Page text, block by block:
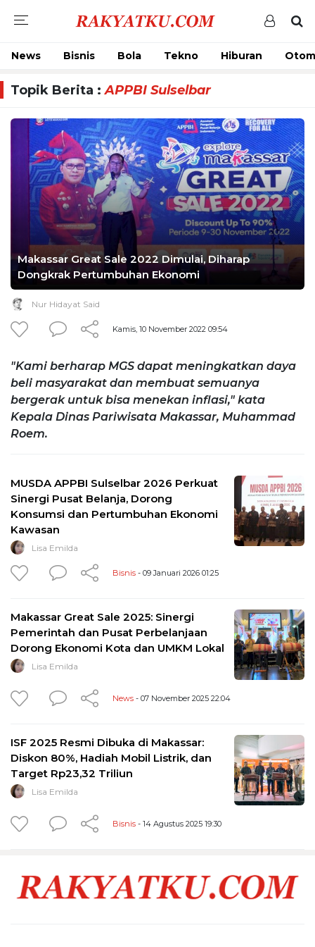
News Bisnis Bola Tekno Hiburan
Topik Berita :APPBI Sulselbar
Makassar Great Sale 2022 Dimulai, Diharap
Dongkrak Pertumbuhan Ekonomi
Nur Hidayat Said
Kamis, 10 November 2022 09:54
"Kami berharap MGS dapat meningkatkan daya
beli masyarakat dan membuat semuanya
bergerak untuk bisa menekan inflasi," kata
Kepala Dinas Pariwisata Makassar, Muhammad
Roem.
MUSDA APPBI Sulselbar 2026 Perkuat
Sinergi Pusat Belanja, Dorong
Konsumsi dan Pertumbuhan Ekonomi
Kawasan
Lisa Emilda
Bisnis - 09 Januari 2026 01:25
Makassar Great Sale 2025: Sinergi
Pemerintah dan Pusat Perbelanjaan
Dorong Ekonomi Kota dan UMKM Lokal
Lisa Emilda
News - 07 November 2025 22:04
ISF 2025 Resmi Dibuka di Makassar:
Diskon 80%, Hadiah Mobil Listrik, dan
Target Rp23,32 Triliun
Lisa Emilda
Bisnis - 14 Agustus 2025 19:30